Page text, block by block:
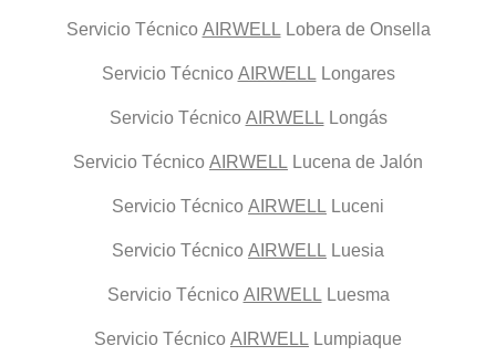
Servicio Técnico AIRWELLLobera de Onsella
Servicio Técnico AIRWELLLongares
Servicio Técnico AIRWELLLongás
Servicio Técnico AIRWELL Lucena de Jalón
Servicio Técnico AIRWELL Luceni
Servicio Técnico AIRWELL Luesia
Servicio Técnico AIRWELLLuesma
Servicio Técnico AIRWELL Lumpiaque